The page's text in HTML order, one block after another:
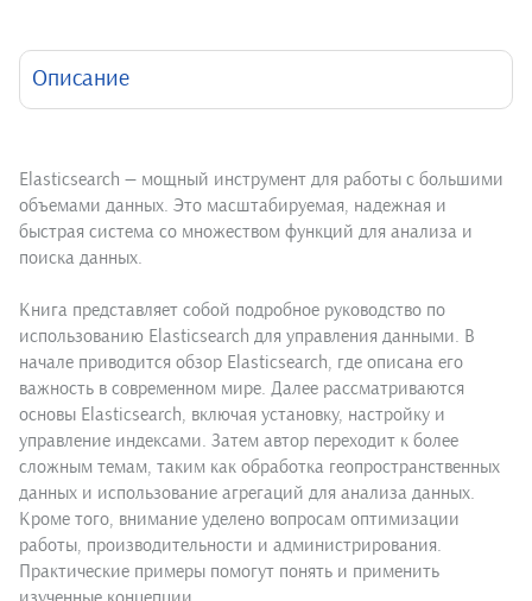
Описание
Elasticsearch — мощный инструмент для работы с большими
объемами данных. Это масштабируемая, надежная и
быстрая система со множеством функций для анализа и
поиска данных.
Книга представляет собой подробное руководство по
использованию Elasticsearch для управления данными. В
начале приводится обзор Elasticsearch, где описана его
важность в современном мире. Далее рассматриваются
основы Elasticsearch, включая установку, настройку и
управление индексами. Затем автор переходит к более
сложным темам, таким как обработка геопространственных
данных и использование агрегаций для анализа данных.
Кроме того, внимание уделено вопросам оптимизации
работы, производительности и администрирования.
Практические примеры помогут понять и применить